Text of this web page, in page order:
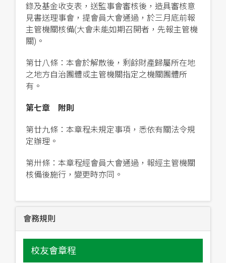
錄及基金收支表，送監事會審核後，造具審核意
見書送理事會，提會員大會通過，於三月底前報
主管機關核備(大會未能如期召開者，先報主管機
關)。
第廿八條：本會於解散後，剩餘財產歸屬所在地
之地方自治團體或主管機關指定之機關團體所
有。
第七章 附則
第廿九條：本章程未規定事項，悉依有關法令規
定辦理。
第卅條：本章程經會員大會通過，報經主管機關
核備後施行，變更時亦同。
會務規則
校友會章程